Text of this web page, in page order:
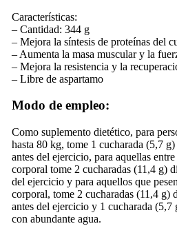
Características:
– Cantidad: 344 g
– Mejora la síntesis de proteínas del
– Aumenta la masa muscular y la
– Mejora la resistencia y la
– Libre de aspartamo
Modo de empleo:
Como suplemento dietético, para
hasta 80 kg, tome 1 cucharada (5,7
antes del ejercicio, para aquellas
corporal tome 2 cucharadas (11,4 g)
del ejercicio y para aquellos que
corporal, tome 2 cucharadas (11,4 g)
antes del ejercicio y 1 cucharada (5,7
con abundante agua.